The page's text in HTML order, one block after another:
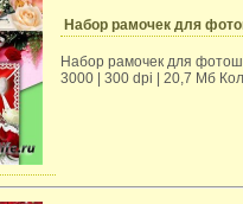
Набор рамочек для
Набор рамочек для
3000 | 300 dpi | 20,7 Мб